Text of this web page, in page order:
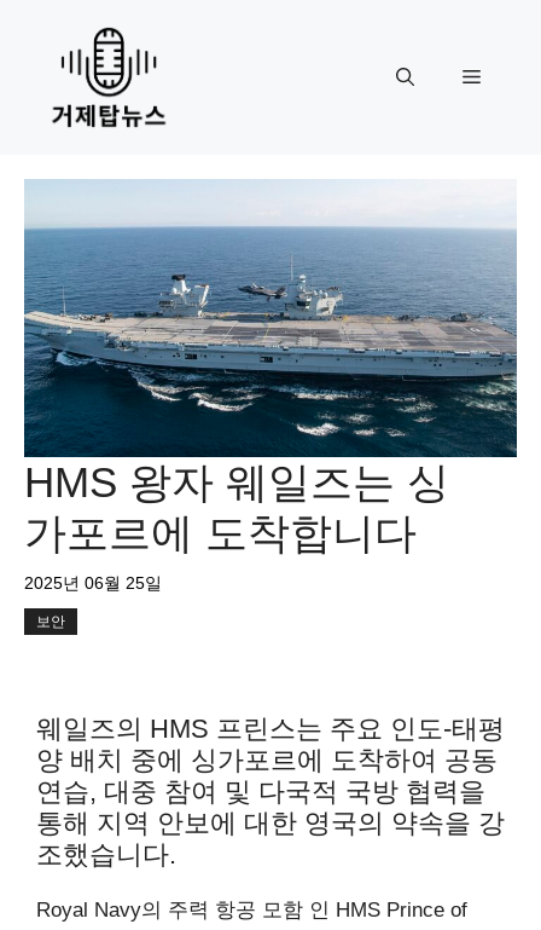
content
Menu
HMS 왕자 웨일즈는 싱
가포르에 도착합니다
2025년 06월 25일
보안
웨일즈의 HMS 프린스는 주요 인도-태평
양 배치 중에 싱가포르에 도착하여 공동
연습, 대중 참여 및 다국적 국방 협력을
통해 지역 안보에 대한 영국의 약속을 강
조했습니다.
Royal Navy의 주력 항공 모함 인 HMS Prince of